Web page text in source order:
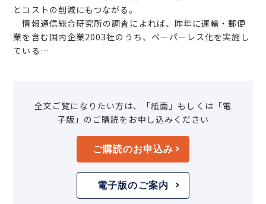
とコストの削減にもつながる。
情報通信総合研究所の調査によれば、昨年に運輸・郵便
業を含む国内企業2003社のうち、ペーパーレス化を実施し
ている…
全文ご覧になりたい方は、「紙面」もしくは「電
子版」のご購読をお申し込みください
ご購読のお申込み
電子版のご案内